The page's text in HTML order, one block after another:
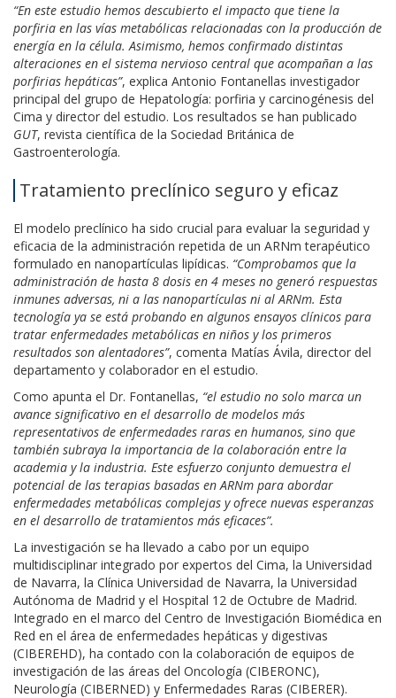
“En este estudio hemos descubierto el impacto que tiene la
porfiria en las vías metabólicas relacionadas con la producción de
energía en la célula. Asimismo, hemos confirmado distintas
alteraciones en el sistema nervioso central que acompañan a las
porfirias hepáticas”, explica Antonio Fontanellas investigador
principal del grupo de Hepatología: porfiria y carcinogénesis del
Cima y director del estudio. Los resultados se han publicado
GUT, revista científica de la Sociedad Británica de
Gastroenterología.
Tratamiento preclínico seguro y eficaz
El modelo preclínico ha sido crucial para evaluar la seguridad y
eficacia de la administración repetida de un ARNm terapéutico
formulado en nanopartículas lipídicas. “Comprobamos que la
administración de hasta 8 dosis en 4 meses no generó respuestas
inmunes adversas, ni a las nanopartículas ni al ARNm. Esta
tecnología ya se está probando en algunos ensayos clínicos para
tratar enfermedades metabólicas en niños y los primeros
resultados son alentadores”, comenta Matías Ávila, director del
departamento y colaborador en el estudio.
Como apunta el Dr. Fontanellas, “el estudio no solo marca un
avance significativo en el desarrollo de modelos más
representativos de enfermedades raras en humanos, sino que
también subraya la importancia de la colaboración entre la
academia y la industria. Este esfuerzo conjunto demuestra el
potencial de las terapias basadas en ARNm para abordar
enfermedades metabólicas complejas y ofrece nuevas esperanzas
en el desarrollo de tratamientos más eficaces”.
La investigación se ha llevado a cabo por un equipo
multidisciplinar integrado por expertos del Cima, la Universidad
de Navarra, la Clínica Universidad de Navarra, la Universidad
Autónoma de Madrid y el Hospital 12 de Octubre de Madrid.
Integrado en el marco del Centro de Investigación Biomédica en
Red en el área de enfermedades hepáticas y digestivas
(CIBEREHD), ha contado con la colaboración de equipos de
investigación de las áreas del Oncología (CIBERONC),
Neurología (CIBERNED) y Enfermedades Raras (CIBERER).